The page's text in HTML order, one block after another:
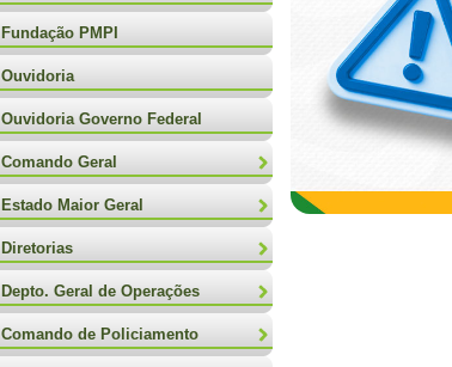
Fundação PMPI
Ouvidoria
Ouvidoria Governo Federal
Comando Geral
Estado Maior Geral
Diretorias
Depto. Geral de Operações
Comando de Policiamento